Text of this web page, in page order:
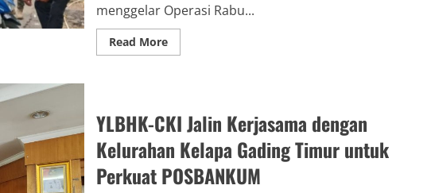
menggelar Operasi Rabu...
Read More
YLBHK-CKI Jalin Kerjasama dengan
Kelurahan Kelapa Gading Timur untuk
Perkuat POSBANKUM